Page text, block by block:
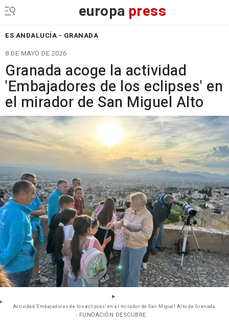
europa press
ES ANDALUCÍA - GRANADA
8 DE MAYO DE 2026
Granada acoge la actividad
'Embajadores de los eclipses' en
el mirador de San Miguel Alto
Actividad 'Embajadores de los eclipses' en el mirador de San Miguel Alto de Granada.
- FUNDACIÓN DESCUBRE